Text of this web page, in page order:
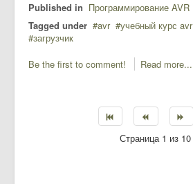
Published in Программирование AVR
Tagged under
avr учебный курс avr
загрузчик
Be the first to comment!
Read more...
Страница 1 из 10